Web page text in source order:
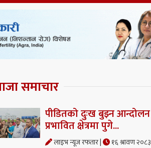
समाचार
पीडितको दुःख बुझ्न आन्दोलन
प्रभावित क्षेत्रमा पुगे...
लाइभ न्यूज रफतार | १६ श्रावण २०८३